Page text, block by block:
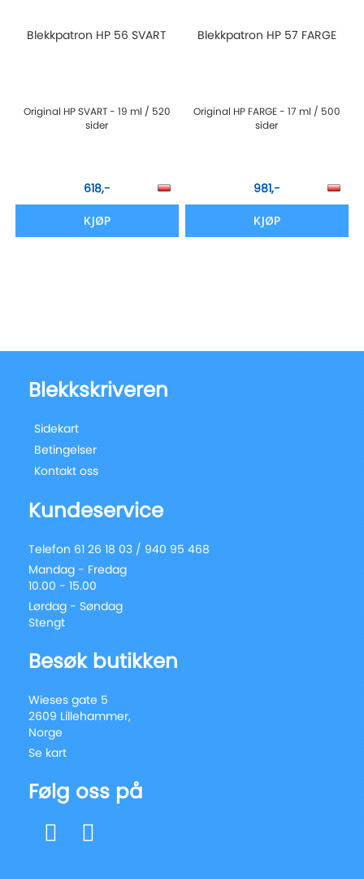
Blekkpatron HP 56 SVART
Original HP SVART - 19 ml / 520
sider
618,-
KJØP
Blekkpatron HP 57 FARGE
Original HP FARGE - 17 ml / 500
sider
981,-
KJØP
Blekkskriveren
Sidekart
Betingelser
Kontakt oss
Kundeservice
Telefon 61 26 18 03 / 940 95 468
Mandag - Fredag
10.00 - 15.00
Lørdag - Søndag
Stengt
Besøk butikken
Wieses gate 5
2609 Lillehammer,
Norge
Se kart
Følg oss på